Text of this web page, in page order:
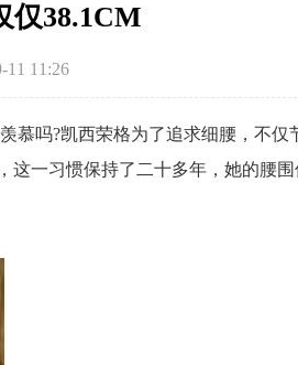
仅38.1CM
11 11:26
慕吗?凯西荣格为了追求细腰，不仅
这一习惯保持了二十多年，她的腰围